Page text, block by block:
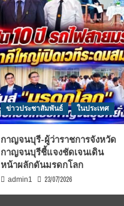
ข่าวประชาสัมพันธ์ ในประเทศ
กาญจนบุรี-ผู้ว่าราชการจังหวัด
กาญจนบุรีชี้แจงชัดเจนเดิน
หน้าผลักดันมรดกโลก
admin1 23/07/2026